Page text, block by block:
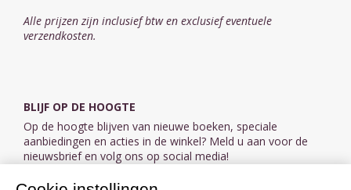
Alle prijzen zijn inclusief btw en exclusief eventuele
verzendkosten.
BLIJF OP DE HOOGTE
Op de hoogte blijven van nieuwe boeken, speciale
aanbiedingen en acties in de winkel? Meld u aan voor de
nieuwsbrief en volg ons op social media!